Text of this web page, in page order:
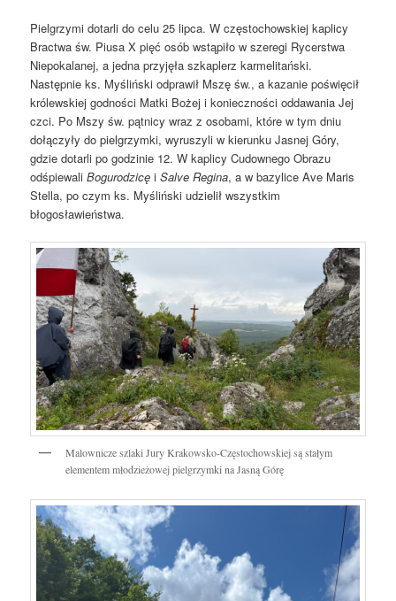
Pielgrzymi dotarli do celu 25 lipca. W częstochowskiej kaplicy
Bractwa św. Piusa X pięć osób wstąpiło w szeregi Rycerstwa
Niepokalanej, a jedna przyjęła szkaplerz karmelitański.
Następnie ks. Myśliński odprawił Mszę św., a kazanie poświęcił
królewskiej godności Matki Bożej i konieczności oddawania Jej
czci. Po Mszy św. pątnicy wraz z osobami, które w tym dniu
dołączyły do pielgrzymki, wyruszyli w kierunku Jasnej Góry,
gdzie dotarli po godzinie 12. W kaplicy Cudownego Obrazu
odśpiewaliBogurodzicę iSalve Regina, a w bazylice Ave Maris
Stella, po czym ks. Myśliński udzielił wszystkim
błogosławieństwa.
Malownicze szlaki Jury Krakowsko-Częstochowskiej są stałym
elementem młodzieżowej pielgrzymki na Jasną Górę